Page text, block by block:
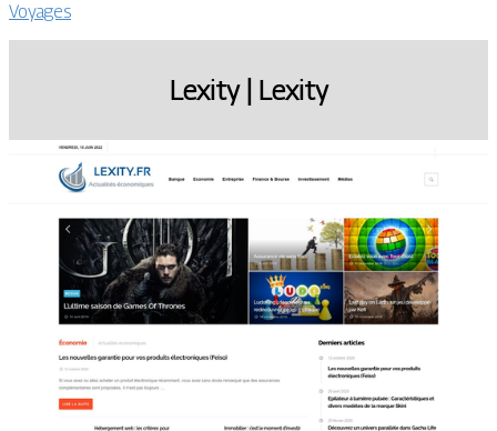
Voyages
Lexity | Lexity